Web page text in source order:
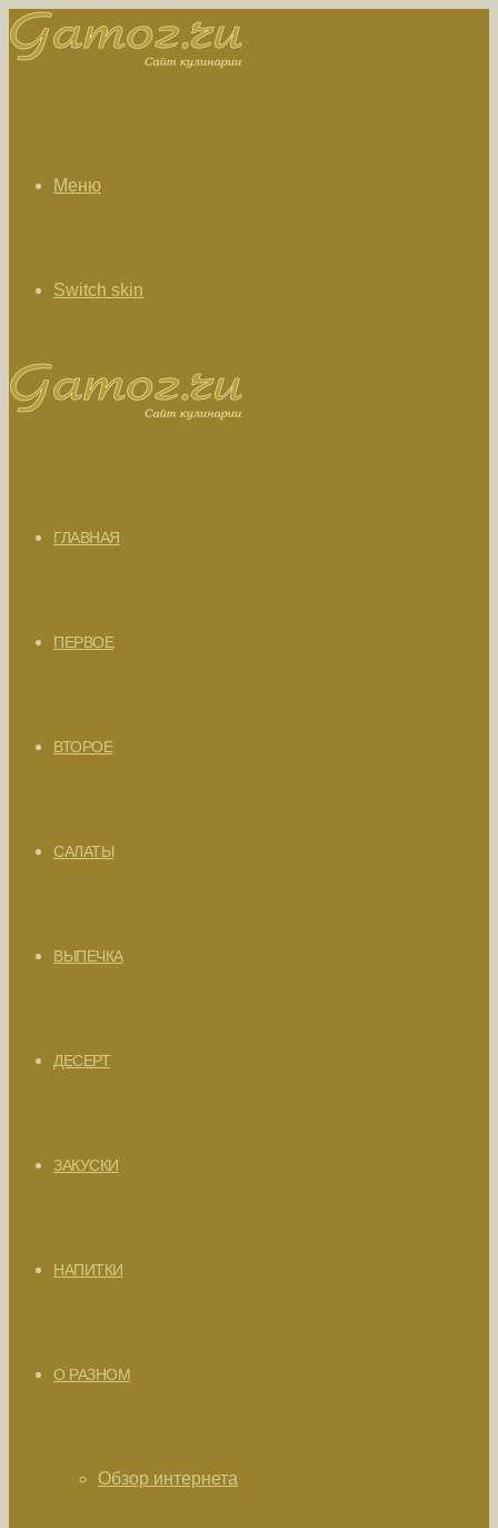
Меню
Switch skin
ГЛАВНАЯ
ПЕРВОЕ
ВТОРОЕ
САЛАТЫ
ВЫПЕЧКА
ДЕСЕРТ
ЗАКУСКИ
НАПИТКИ
О РАЗНОМ
Обзор интернета